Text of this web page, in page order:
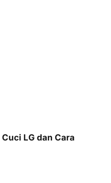
LG dan Cara